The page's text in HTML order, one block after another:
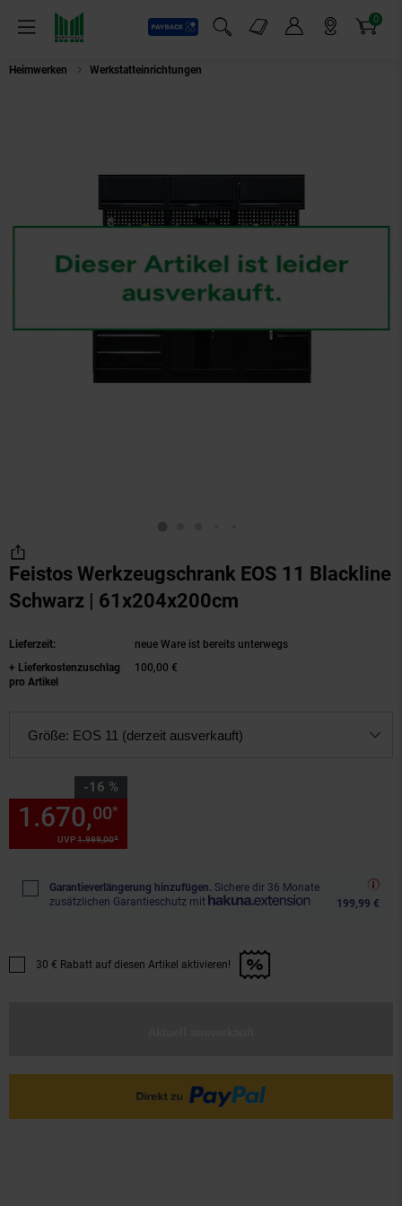
Menü
Payback
Suchfeld einblenden
Markt-Angebote 0
Artikel
Heimwerken Werkstatteinrichtungen
Feistos Werkzeugschrank EOS 11 Blackline
Schwarz | 61x204x200cm
Lieferzeit:
neue Ware ist bereits unterwegs
+ Lieferkostenzuschlag
pro Artikel
100,00 €
Größe: EOS 11 (derzeit ausverkauft)
-16 %
Sie Sparen 16 Prozent,
UVP1.999,00*
1.670,00*
Garantieverlängerung hinzufügen. Sichere dir 36 Monate
zusätzlichen Garantieschutz mit
199,99 €
Promotion "30 € Rabatt auf diesen Artikel aktivieren!" anwenden
30 € Rabatt auf diesen Artikel aktivieren!